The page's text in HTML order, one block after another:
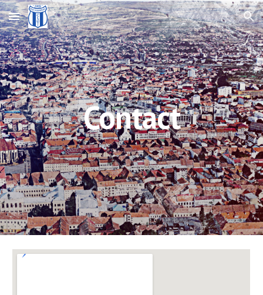
Skip to main content Skip to navigation
Contact